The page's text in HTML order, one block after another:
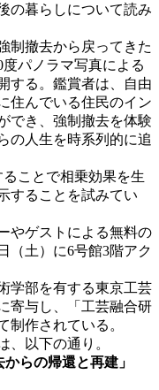
の暮らしについて読み
制撤去から戻ってきた
パノラマ写真による
する。鑑賞者は、自由
住んでいる住民のイン
でき、強制撤去を体験
の人生を時系列的に追
ことで相乗効果を生
することを試みてい
やゲストによる無料の
（土）に6号館3階アク
学部を有する東京工芸
寄与し、「工芸融合研
制作されている。
以下の通り。
らの帰還と再建」